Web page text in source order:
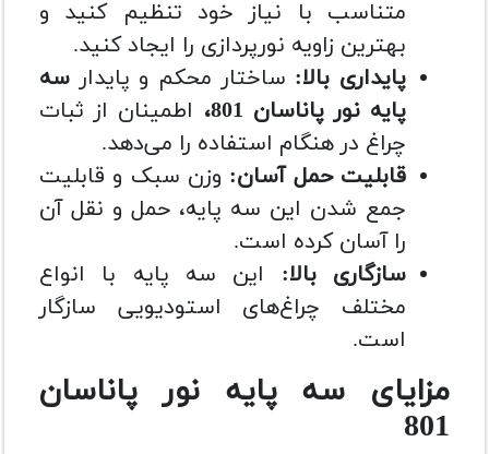
متناسب با نیاز خود تنظیم کنید و
بهترین زاویه نورپردازی را ایجاد کنید.
پایداری بالا: ساختار محکم و پایدار سه
پایه نور پاناسان 801،
اطمینان از ثبات
چراغ در هنگام استفاده را می‌دهد.
قابلیت حمل آسان: وزن سبک و قابلیت
جمع شدن این سه پایه، حمل و نقل آن
را آسان کرده است.
سازگاری بالا: این سه پایه با انواع
مختلف چراغ‌های استودیویی سازگار
است.
مزایای سه پایه نور پاناسان
801